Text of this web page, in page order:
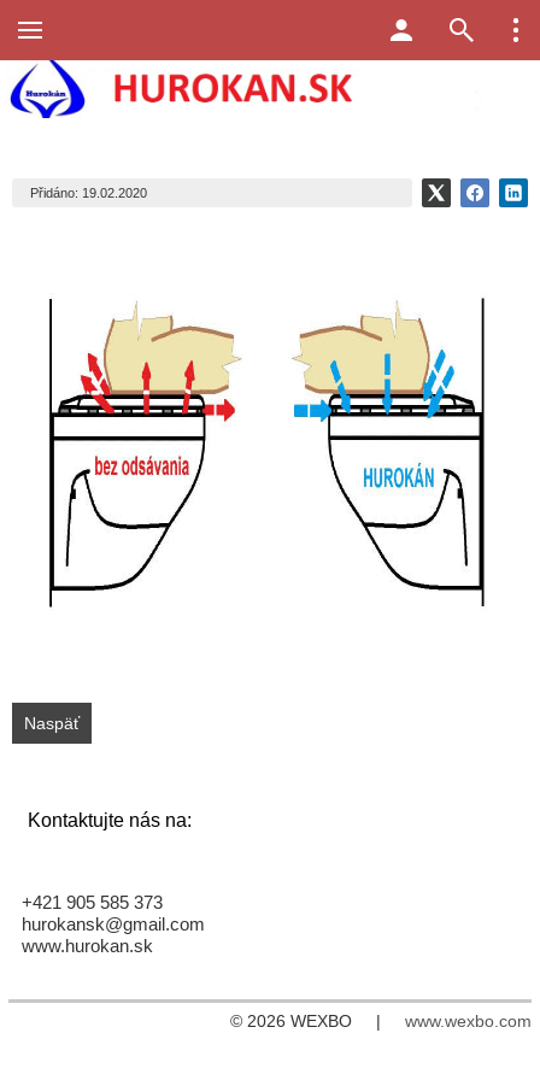
Kontaktujte nás na:
+421 905 585 373
hurokansk@gmail.com
www.hurokan.sk
Přidáno: 19.02.2020
Naspäť
© 2026 WEXBO | www.wexbo.com